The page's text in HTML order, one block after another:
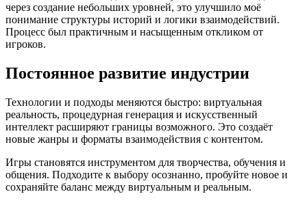
через создание небольших уровней, это улучшило моё
понимание структуры историй и логики взаимодействий.
Процесс был практичным и насыщенным откликом от
игроков.
Постоянное развитие индустрии
Технологии и подходы меняются быстро: виртуальная
реальность, процедурная генерация и искусственный
интеллект расширяют границы возможного. Это создаёт
новые жанры и форматы взаимодействия с контентом.
Игры становятся инструментом для творчества, обучения и
общения. Подходите к выбору осознанно, пробуйте новое и
сохраняйте баланс между виртуальным и реальным.